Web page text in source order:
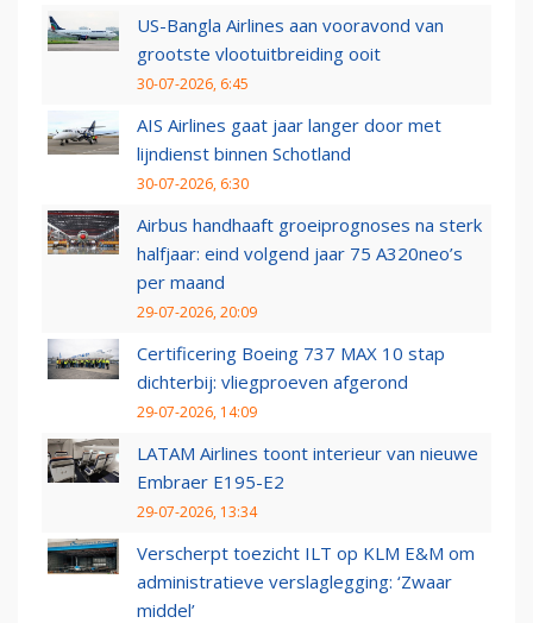
US-Bangla Airlines aan vooravond van
grootste vlootuitbreiding ooit
30-07-2026, 6:45
AIS Airlines gaat jaar langer door met
lijndienst binnen Schotland
30-07-2026, 6:30
Airbus handhaaft groeiprognoses na sterk
halfjaar: eind volgend jaar 75 A320neo’s
per maand
29-07-2026, 20:09
Certificering Boeing 737 MAX 10 stap
dichterbij: vliegproeven afgerond
29-07-2026, 14:09
LATAM Airlines toont interieur van nieuwe
Embraer E195-E2
29-07-2026, 13:34
Verscherpt toezicht ILT op KLM E&M om
administratieve verslaglegging: ‘Zwaar
middel’